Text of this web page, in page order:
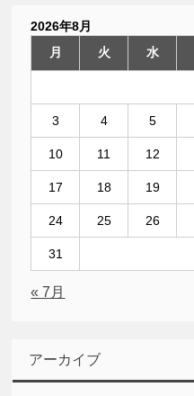
2026年8月
月
火 水
3 4 5
10 11 12
17 18 19
24 25 26
31
« 7月
アーカイブ